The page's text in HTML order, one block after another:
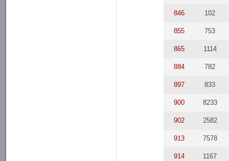
846 102
855 753
865 1114
884 782
897 833
900 8233
902 2582
913 7578
914 1167